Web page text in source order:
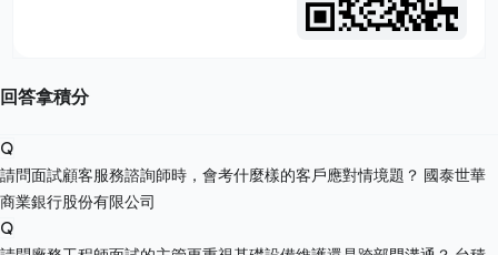
回答拿積分
Q
請問面試顧客服務諮詢師時，會考什麼樣的客戶應對情境題？ 國泰世華
商業銀行股份有限公司
Q